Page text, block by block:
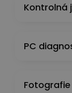
Kontrolná
PC